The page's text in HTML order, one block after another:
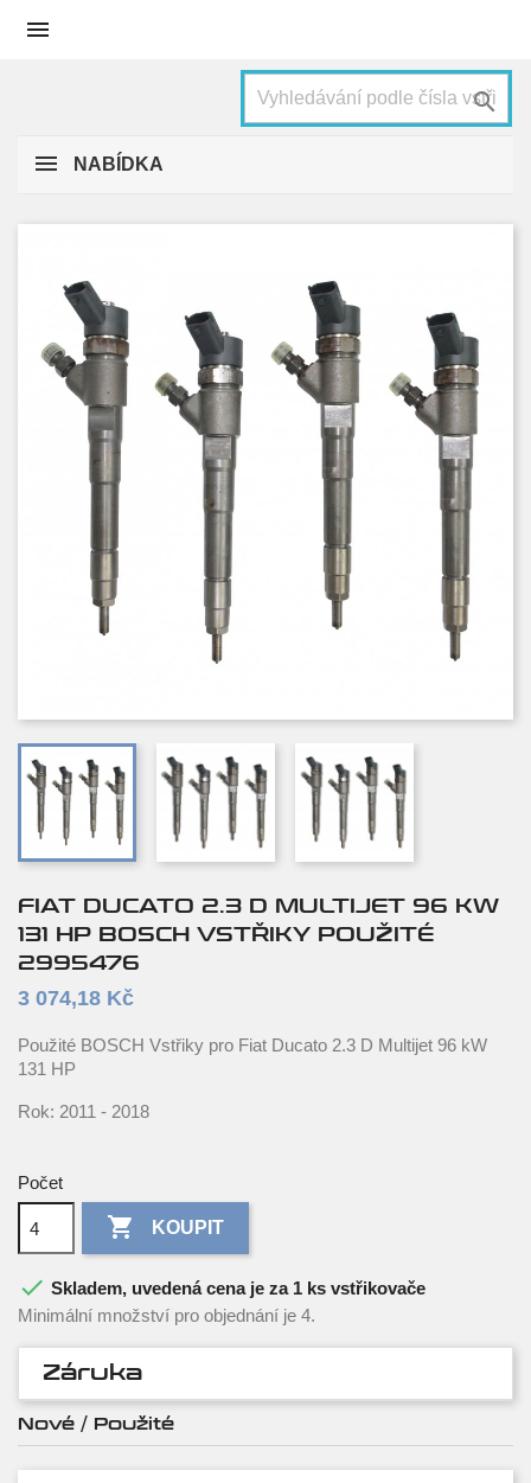


NABÍDKA
FIAT DUCATO 2.3 D MULTIJET 96 KW
131 HP BOSCH VSTŘIKY POUŽITÉ
2995476
3 074,18 Kč
Použité BOSCH Vstřiky pro Fiat Ducato 2.3 D Multijet 96 kW
131 HP
Rok: 2011 - 2018
Počet
 KOUPIT
 Skladem, uvedená cena je za 1 ks vstřikovače
Minimální množství pro objednání je 4.
Záruka
Nové / Použité